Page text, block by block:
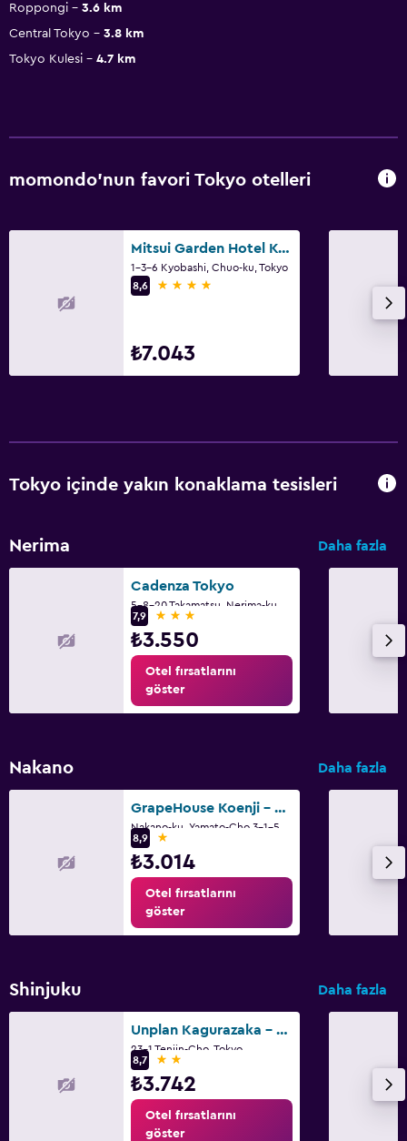
Roppongi
3.6 km
Central Tokyo
3.8 km
Tokyo Kulesi
4.7 km
momondo'nun favori Tokyo otelleri
Mitsui Garden Hotel Kyobashi
1-3-6 Kyobashi, Chuo-ku, Tokyo
8,6
4 yıldız
₺7.043
Tokyo içinde yakın konaklama tesisleri
Nerima Daha fazla
Cadenza Tokyo
7,9
3 yıldız
₺3.550
Otel fırsatlarını
göster
Nakano Daha fazla
GrapeHouse Koenji - Hostel, - Caters to Women
8,9
1 yıldız
₺3.014
Otel fırsatlarını
göster
Shinjuku Daha fazla
Unplan Kagurazaka - Hostel
23-1 Tenjin-Cho, Tokyo
8,7
2 yıldız
₺3.742
Otel fırsatlarını
göster